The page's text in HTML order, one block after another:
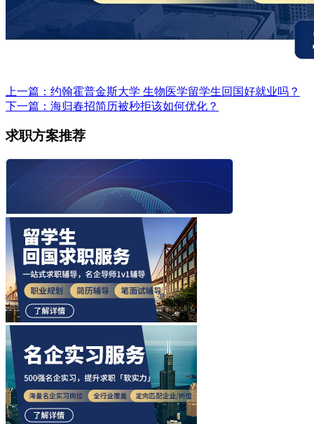
上一篇：约翰霍普金斯大学 生物医学留学生回国好就业吗？
下一篇：海归春招简历被秒拒该如何优化？
求职方案推荐